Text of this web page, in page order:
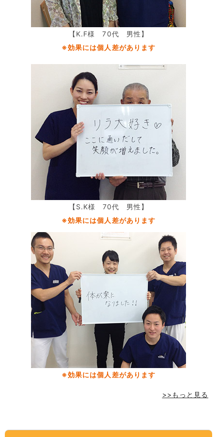
【K.F様 70代 男性】
※効果には個人差があります
【S.K様 70代 男性】
※効果には個人差があります
※効果には個人差があります
>>もっと見る